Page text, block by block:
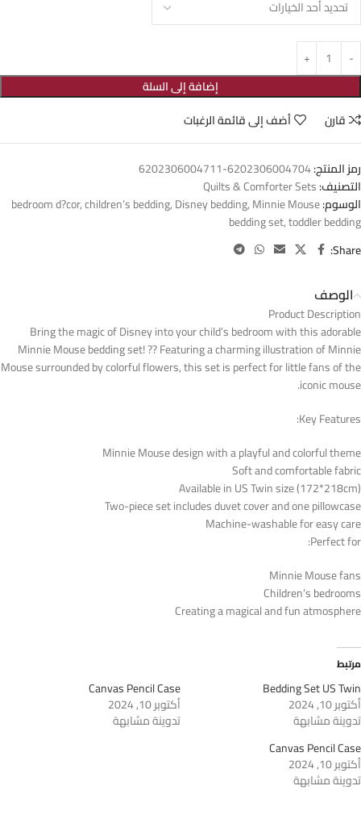
إضافة إلى السلة
قارن
أضف إلى قائمة الرغبات
رمز المنتج:6202306004704-6202306004711
التصنيف:Quilts & Comforter Sets
الوسوم:
bedroom d?cor,children’s bedding,Disney bedding,Minnie Mouse
bedding set,toddler bedding
Share:
الوصف
Product Description
Bring the magic of Disney into your child’s bedroom with this adorable
Minnie Mouse bedding set! ?? Featuring a charming illustration of Minnie
Mouse surrounded by colorful flowers, this set is perfect for little fans of the
iconic mouse.
Key Features:
Minnie Mouse design with a playful and colorful theme
Soft and comfortable fabric
Available in US Twin size (172*218cm)
Two-piece set includes duvet cover and one pillowcase
Machine-washable for easy care
Perfect for:
Minnie Mouse fans
Children’s bedrooms
Creating a magical and fun atmosphere
مرتبط
Bedding Set US Twin
أكتوبر 10, 2024
تدوينة مشابهة
Canvas Pencil Case
أكتوبر 10, 2024
تدوينة مشابهة
Canvas Pencil Case
أكتوبر 10, 2024
تدوينة مشابهة